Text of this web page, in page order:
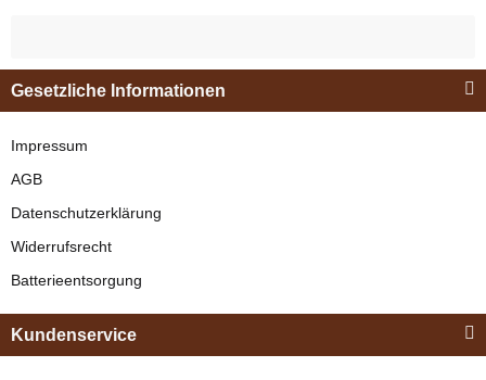
Gesetzliche Informationen
Impressum
AGB
Datenschutzerklärung
Widerrufsrecht
Batterieentsorgung
Kundenservice